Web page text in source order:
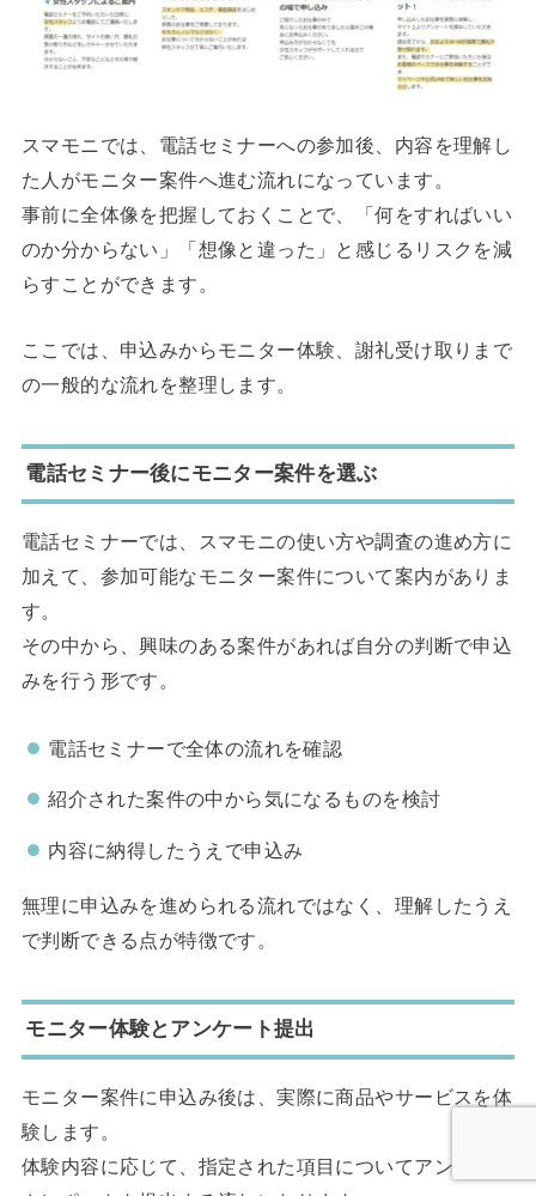
スマモニでは、電話セミナーへの参加後、内容を理解し
た人がモニター案件へ進む流れになっています。
事前に全体像を把握しておくことで、「何をすればいい
のか分からない」「想像と違った」と感じるリスクを減
らすことができます。
ここでは、申込みからモニター体験、謝礼受け取りまで
の一般的な流れを整理します。
電話セミナー後にモニター案件を選ぶ
電話セミナーでは、スマモニの使い方や調査の進め方に
加えて、参加可能なモニター案件について案内がありま
す。
その中から、興味のある案件があれば自分の判断で申込
みを行う形です。
電話セミナーで全体の流れを確認
紹介された案件の中から気になるものを検討
内容に納得したうえで申込み
無理に申込みを進められる流れではなく、理解したうえ
で判断できる点が特徴です。
モニター体験とアンケート提出
モニター案件に申込み後は、実際に商品やサービスを体
験します。
体験内容に応じて、指定された項目についてアンケート